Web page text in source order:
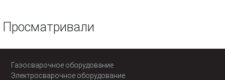
Просматривали
Газосварочное оборудование
Электросварочное оборудование